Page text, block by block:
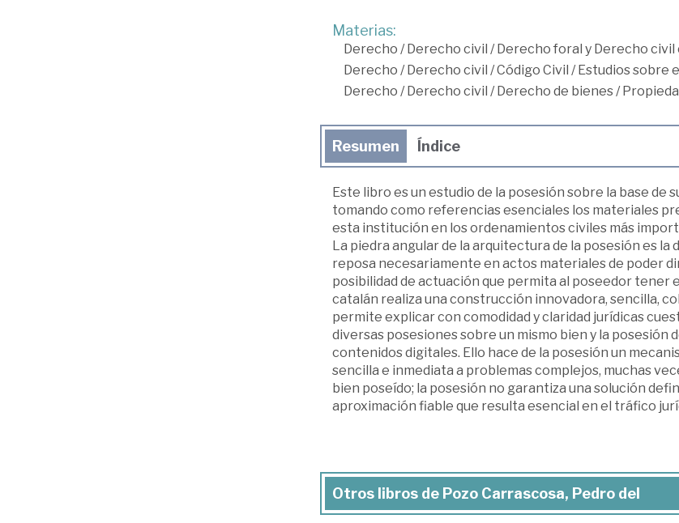
Materias:
Derecho /Derecho civil /Derecho foral y Derecho civil
Derecho /Derecho civil /Código Civil /Estudios sobre
Derecho /Derecho civil /Derecho de bienes/
Resumen Índice
Este libro es un estudio de la posesión sobre la base de
tomando como referencias esenciales los materiales
esta institución en los ordenamientos civiles más
La piedra angular de la arquitectura de la posesión es
reposa necesariamente en actos materiales de poder
posibilidad de actuación que permita al poseedor tener
catalán realiza una construcción innovadora, sencilla,
permite explicar con comodidad y claridad jurídicas
diversas posesiones sobre un mismo bien y la posesión
contenidos digitales. Ello hace de la posesión un
sencilla e inmediata a problemas complejos, muchas
bien poseído; la posesión no garantiza una solución
aproximación fiable que resulta esencial en el tráfico
Otros libros de Pozo Carrascosa, Pedro del